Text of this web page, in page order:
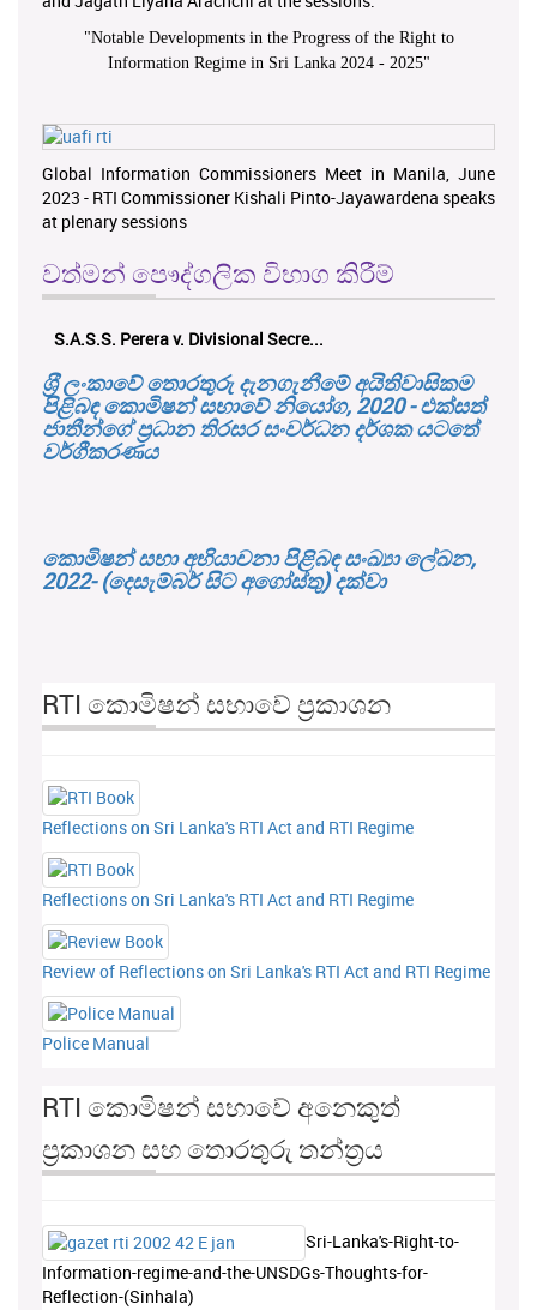
"Notable Developments in the Progress of the Right to
Information Regime in Sri Lanka 2024 - 2025"
Global Information Commissioners Meet in Manila, June
2023 - RTI Commissioner Kishali Pinto-Jayawardena speaks
at plenary sessions
වත්මන් පෞද්ගලික විභාග කිරීම්
S.A.S.S. Perera v. Divisional Secre...
ශ‍්‍රී ලංකාවේ තොරතුරු දැනගැනීමේ අයිතිවාසිකම
පිළිබඳ කොමිෂන් සභාවේ නියෝග, 2020 - එක්සත්
ජාතීන්ගේ ප්‍රධාන තිරසර සංවර්ධන දර්ශක යටතේ
වර්ගීකරණය
කොමිෂන් සභා අභියාචනා පිළිබඳ සංඛ්‍යා ලේඛන,
2022- (දෙසැම්බර් සිට අගෝස්තු) දක්වා
RTI කොමිෂන් සභාවේ ප්‍රකාශන
Reflections on Sri Lanka's RTI Act and RTI Regime
Reflections on Sri Lanka's RTI Act and RTI Regime
Review of Reflections on Sri Lanka's RTI Act and RTI Regime
Police Manual
RTI කොමිෂන් සභාවේ අනෙකුත්
ප්‍රකාශන සහ තොරතුරු තන්ත්‍රය
Sri-Lanka's-Right-to-
Information-regime-and-the-UNSDGs-Thoughts-for-
Reflection-(Sinhala)